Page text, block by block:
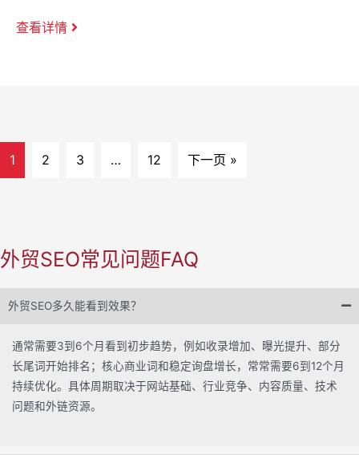
查看详情
1 2 3 … 12 下一页 »
外贸SEO常见问题FAQ
外贸SEO多久能看到效果？
通常需要3到6个月看到初步趋势，例如收录增加、曝光提升、部分
长尾词开始排名；核心商业词和稳定询盘增长，常常需要6到12个月
持续优化。具体周期取决于网站基础、行业竞争、内容质量、技术
问题和外链资源。